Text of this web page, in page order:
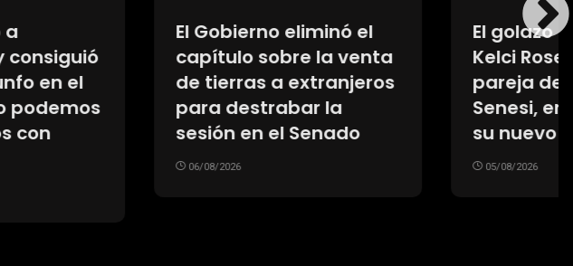
El Gobierno eliminó el
capítulo sobre la venta
de tierras a extranjeros
para destrabar la
sesión en el Senado
El golazo de volea de
Kelci Rose Bowers, la
pareja de Marcos
Senesi, en su debut en
su nuevo club